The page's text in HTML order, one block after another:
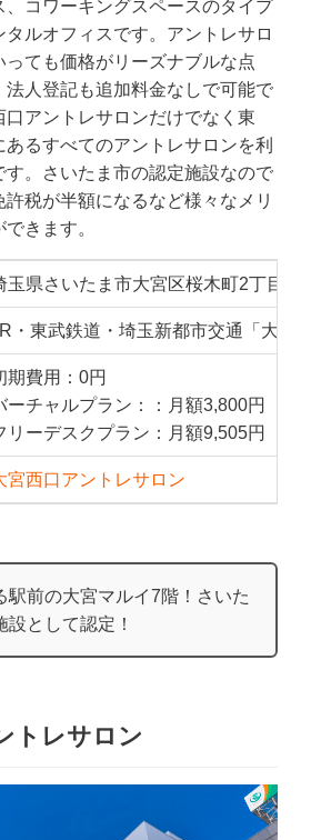
、コワーキングスペースのタイプ
ルオフィスです。アントレサロ
っても価格がリーズナブルな点
法人登記も追加料金なしで可能で
アントレサロンだけでなく東
るすべてのアントレサロンを利
す。さいたま市の認定施設なので
税が半額になるなど様々なメリ
きます。
玉県さいたま市大宮区桜木町2丁目3
・東武鉄道・埼玉新都市交通「大宮
期費用：0円
ーチャルプラン：：月額3,800円
リーデスクプラン：月額9,505円
宮西口アントレサロン
駅前の大宮マルイ7階！さいた
設として認定！
トレサロン